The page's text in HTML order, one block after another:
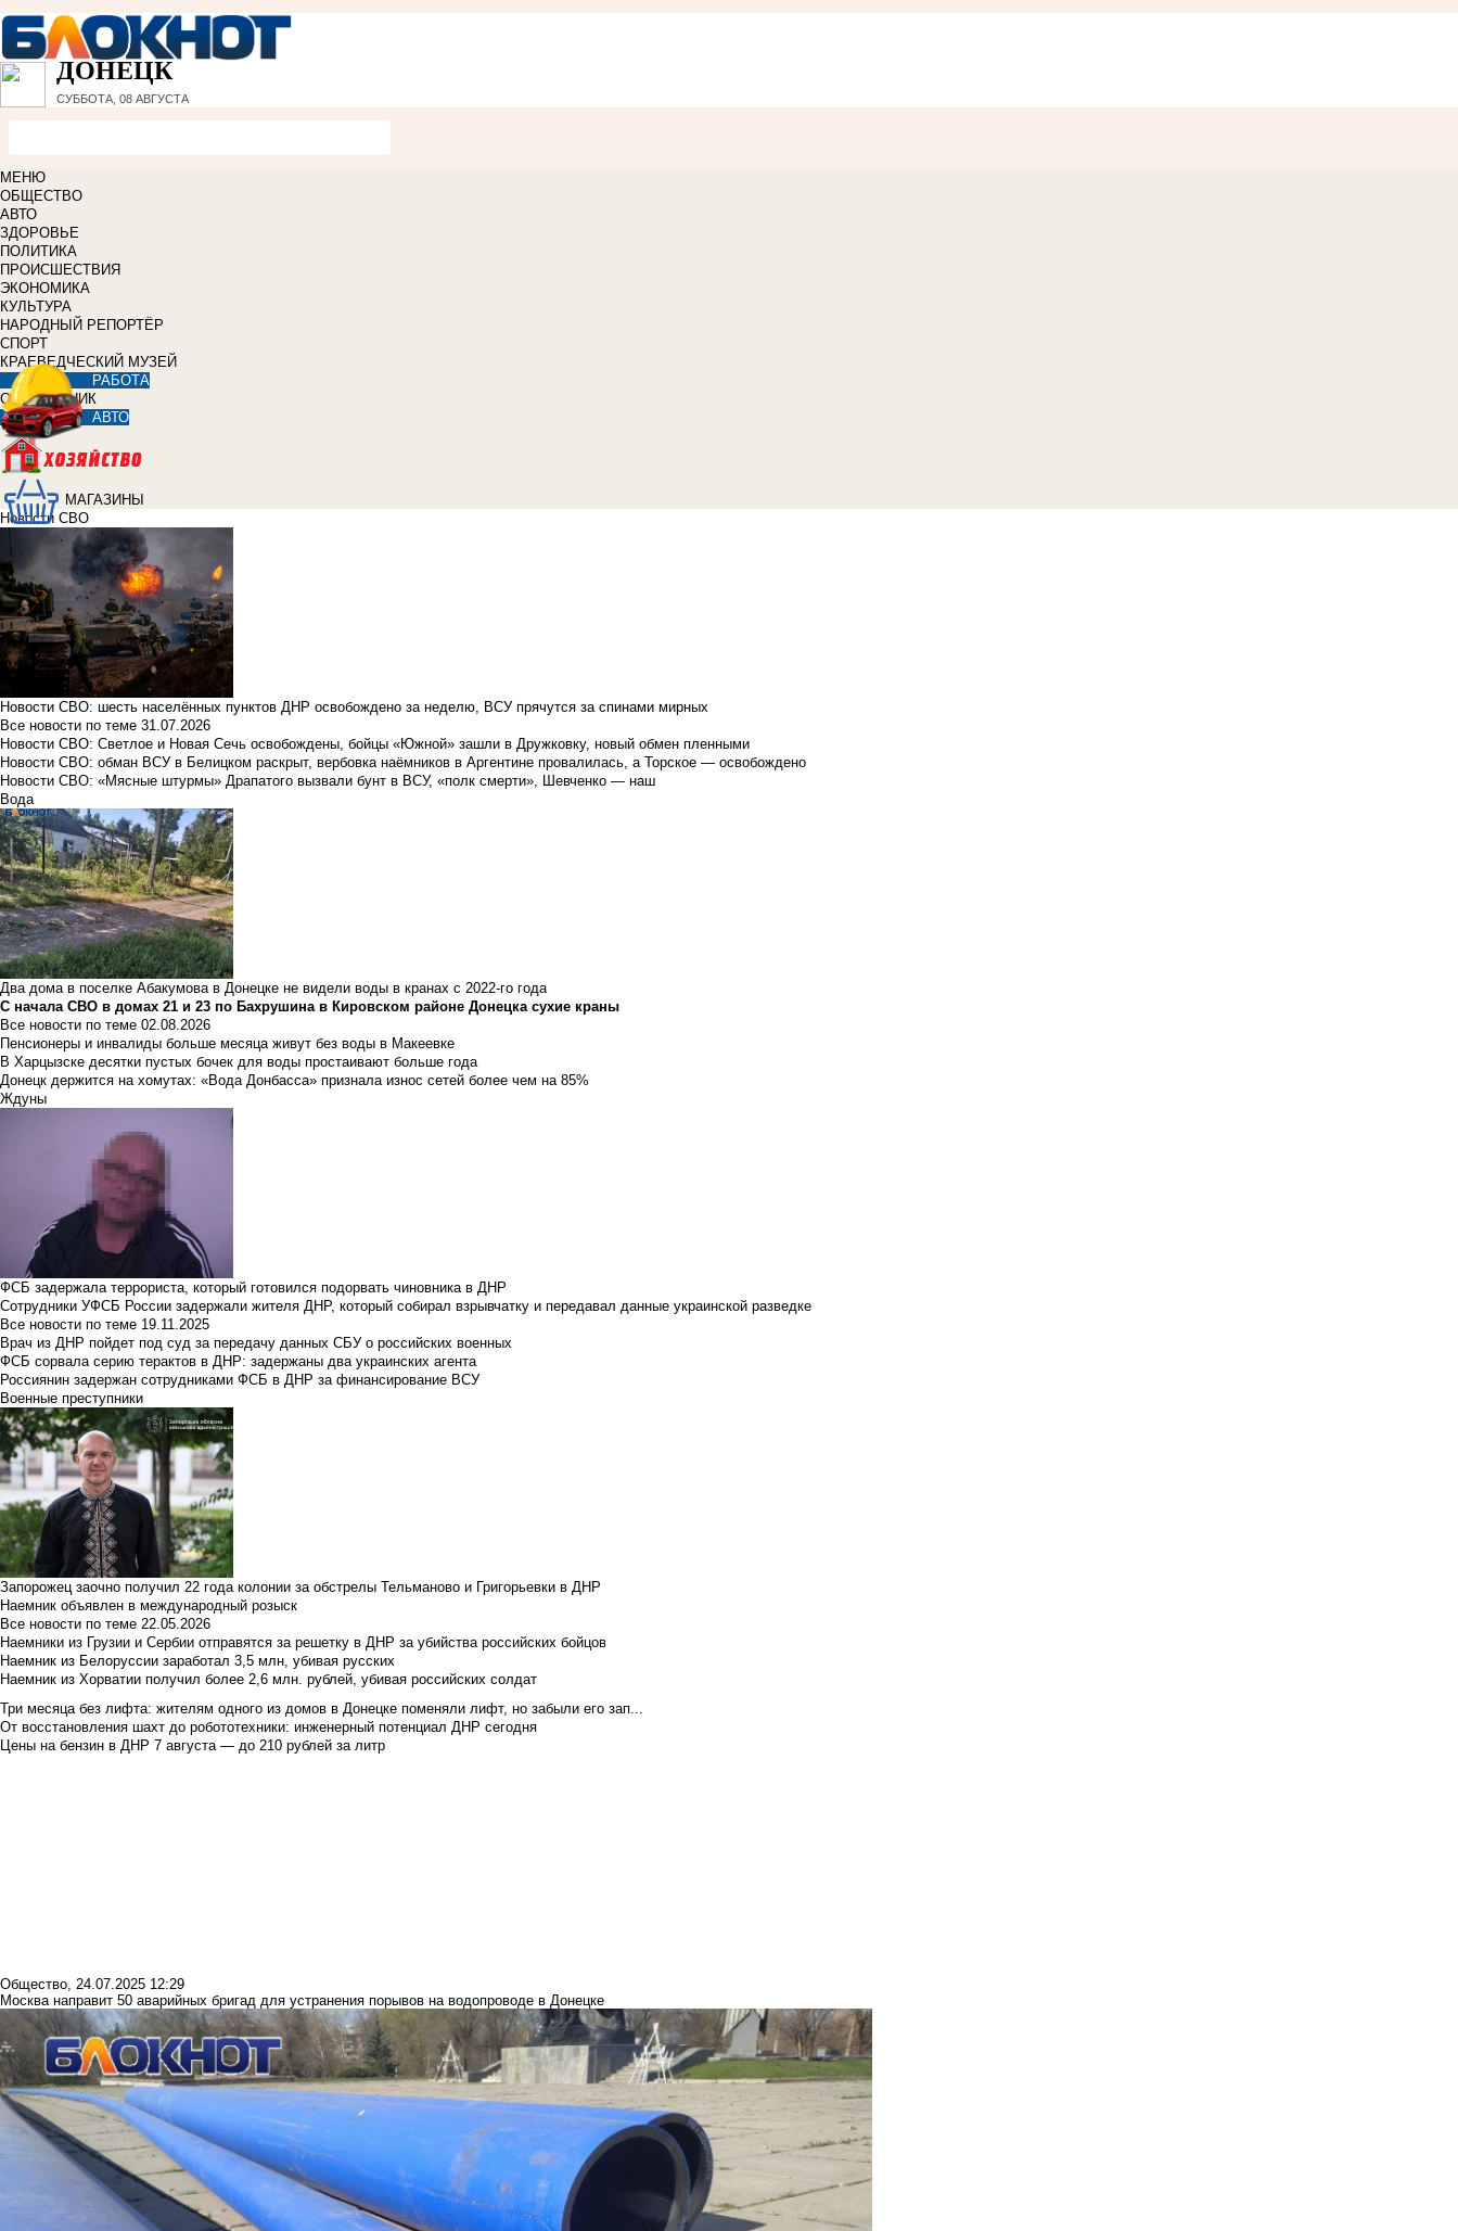
ДОНЕЦК
СУББОТА, 08 АВГУСТА
МЕНЮ
ОБЩЕСТВО
АВТО
ЗДОРОВЬЕ
ПОЛИТИКА
ПРОИСШЕСТВИЯ
ЭКОНОМИКА
КУЛЬТУРА
НАРОДНЫЙ РЕПОРТЁР
СПОРТ
КРАЕВЕДЧЕСКИЙ МУЗЕЙ
РАБОТА
СПРАВОЧНИК
АВТО
МАГАЗИНЫ
Новости СВО
Новости СВО: шесть населённых пунктов ДНР освобождено за неделю, ВСУ прячутся за спинами мирных
Все новости по теме 31.07.2026
Новости СВО: Светлое и Новая Сечь освобождены, бойцы «Южной» зашли в Дружковку, новый обмен пленными
Новости СВО: обман ВСУ в Белицком раскрыт, вербовка наёмников в Аргентине провалилась, а Торское — освобождено
Новости СВО: «Мясные штурмы» Драпатого вызвали бунт в ВСУ, «полк смерти», Шевченко — наш
Вода
Два дома в поселке Абакумова в Донецке не видели воды в кранах с 2022-го года
С начала СВО в домах 21 и 23 по Бахрушина в Кировском районе Донецка сухие краны
Все новости по теме 02.08.2026
Пенсионеры и инвалиды больше месяца живут без воды в Макеевке
В Харцызске десятки пустых бочек для воды простаивают больше года
Донецк держится на хомутах: «Вода Донбасса» признала износ сетей более чем на 85%
Ждуны
ФСБ задержала террориста, который готовился подорвать чиновника в ДНР
Сотрудники УФСБ России задержали жителя ДНР, который собирал взрывчатку и передавал данные украинской разведке
Все новости по теме 19.11.2025
Врач из ДНР пойдет под суд за передачу данных СБУ о российских военных
ФСБ сорвала серию терактов в ДНР: задержаны два украинских агента
Россиянин задержан сотрудниками ФСБ в ДНР за финансирование ВСУ
Военные преступники
Запорожец заочно получил 22 года колонии за обстрелы Тельманово и Григорьевки в ДНР
Наемник объявлен в международный розыск
Все новости по теме 22.05.2026
Наемники из Грузии и Сербии отправятся за решетку в ДНР за убийства российских бойцов
Наемник из Белоруссии заработал 3,5 млн, убивая русских
Наемник из Хорватии получил более 2,6 млн. рублей, убивая российских солдат
Три месяца без лифта: жителям одного из домов в Донецке поменяли лифт, но забыли его зап...
От восстановления шахт до робототехники: инженерный потенциал ДНР сегодня
Цены на бензин в ДНР 7 августа — до 210 рублей за литр
Общество 24.07.2025 12:29
Москва направит 50 аварийных бригад для устранения порывов на водопроводе в Донецке